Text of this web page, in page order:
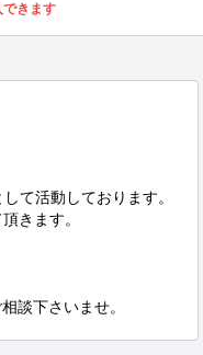
できます
て活動しております。
きます。
談下さいませ。